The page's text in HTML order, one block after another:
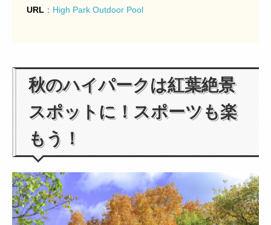
URL ： High Park Outdoor Pool
秋のハイパークは紅葉絶景
スポットに！スポーツも楽
もう！